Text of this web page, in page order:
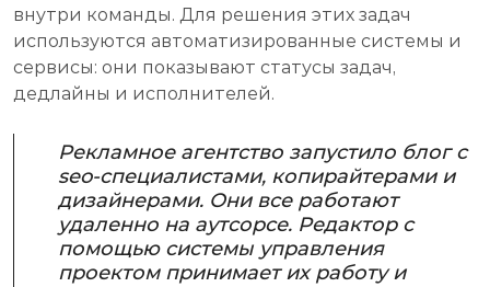
внутри команды. Для решения этих задач
используются автоматизированные системы и
сервисы: они показывают статусы задач,
дедлайны и исполнителей.
Рекламное агентство запустило блог c
seo-специалистами, копирайтерами и
дизайнерами. Они все работают
удаленно на аутсорсе. Редактор с
помощью системы управления
проектом принимает их работу и